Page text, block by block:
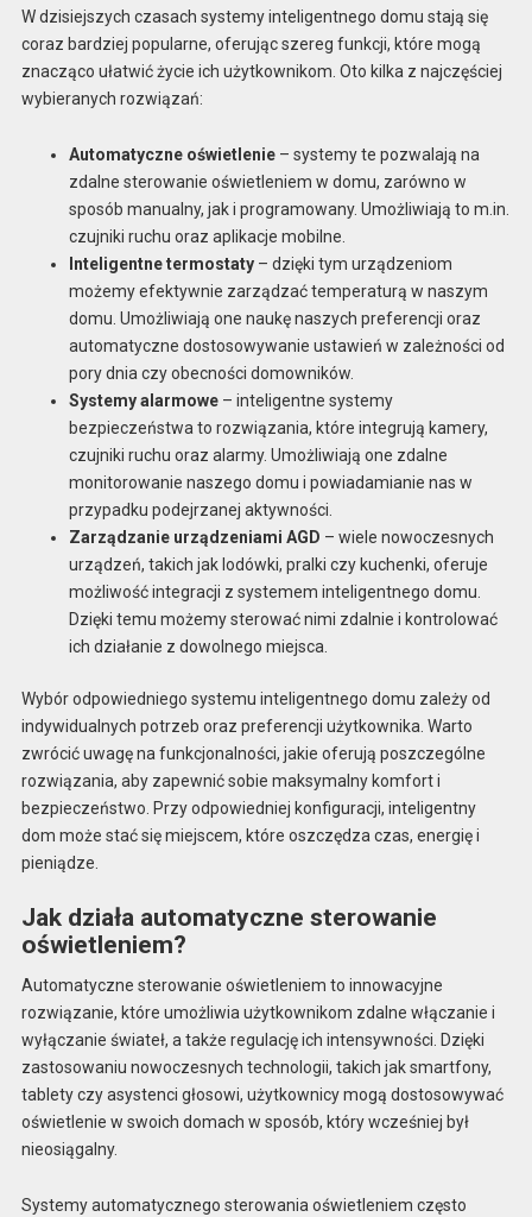
W dzisiejszych czasach systemy inteligentnego domu stają się
coraz bardziej popularne, oferując szereg funkcji, które mogą
znacząco ułatwić życie ich użytkownikom. Oto kilka z najczęściej
wybieranych rozwiązań:
Automatyczne oświetlenie– systemy te pozwalają na
zdalne sterowanie oświetleniem w domu, zarówno w
sposób manualny, jak i programowany. Umożliwiają to m.in.
czujniki ruchu oraz aplikacje mobilne.
Inteligentne termostaty– dzięki tym urządzeniom
możemy efektywnie zarządzać temperaturą w naszym
domu. Umożliwiają one naukę naszych preferencji oraz
automatyczne dostosowywanie ustawień w zależności od
pory dnia czy obecności domowników.
Systemy alarmowe– inteligentne systemy
bezpieczeństwa to rozwiązania, które integrują kamery,
czujniki ruchu oraz alarmy. Umożliwiają one zdalne
monitorowanie naszego domu i powiadamianie nas w
przypadku podejrzanej aktywności.
Zarządzanie urządzeniami AGD – wiele nowoczesnych
urządzeń, takich jak lodówki, pralki czy kuchenki, oferuje
możliwość integracji z systemem inteligentnego domu.
Dzięki temu możemy sterować nimi zdalnie i kontrolować
ich działanie z dowolnego miejsca.
Wybór odpowiedniego systemu inteligentnego domu zależy od
indywidualnych potrzeb oraz preferencji użytkownika. Warto
zwrócić uwagę na funkcjonalności, jakie oferują poszczególne
rozwiązania, aby zapewnić sobie maksymalny komfort i
bezpieczeństwo. Przy odpowiedniej konfiguracji, inteligentny
dom może stać się miejscem, które oszczędza czas, energię i
pieniądze.
Jak działa automatyczne sterowanie
oświetleniem?
Automatyczne sterowanie oświetleniem to innowacyjne
rozwiązanie, które umożliwia użytkownikom zdalne włączanie i
wyłączanie świateł, a także regulację ich intensywności. Dzięki
zastosowaniu nowoczesnych technologii, takich jak smartfony,
tablety czy asystenci głosowi, użytkownicy mogą dostosowywać
oświetlenie w swoich domach w sposób, który wcześniej był
nieosiągalny.
Systemy automatycznego sterowania oświetleniem często